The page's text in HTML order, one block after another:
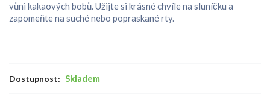
vůni kakaových bobů. Užijte si krásné chvíle na sluníčku a
zapomeňte na suché nebo popraskané rty.
Dostupnost: Skladem